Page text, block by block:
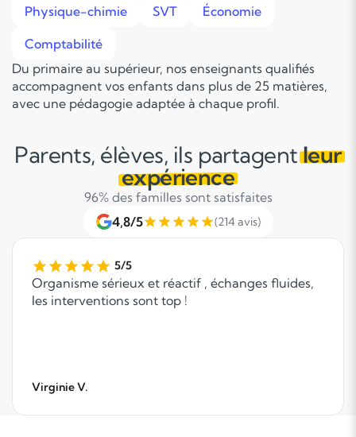
Physique-chimie SVT Économie
Comptabilité
Du primaire au supérieur, nos enseignants qualifiés
accompagnent vos enfants dans plus de 25 matières,
avec une pédagogie adaptée à chaque profil.
Parents, élèves, ils partagentleur
expérience
96% des familles sont satisfaites
4,8/5
(214 avis)
5/5
Organisme sérieux et réactif , échanges fluides,
les interventions sont top !
Virginie V.